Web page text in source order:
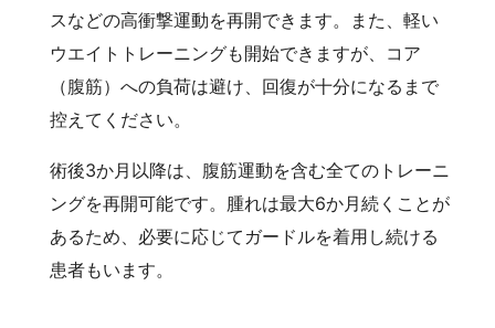
スなどの高衝撃運動を再開できます。また、軽い
ウエイトトレーニングも開始できますが、コア
（腹筋）への負荷は避け、回復が十分になるまで
控えてください。
術後3か月以降は、腹筋運動を含む全てのトレーニ
ングを再開可能です。腫れは最大6か月続くことが
あるため、必要に応じてガードルを着用し続ける
患者もいます。